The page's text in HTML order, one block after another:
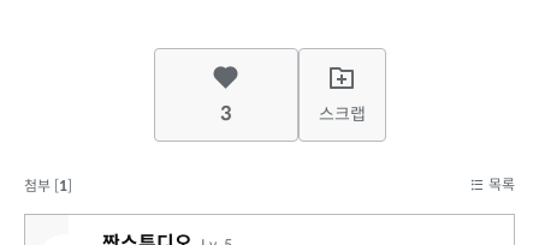
3 스크랩
첨부 [1] 목록